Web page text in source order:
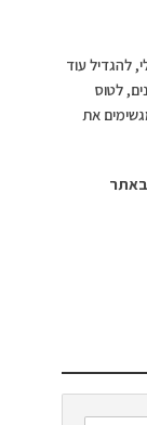
להגדיל עוד
לטוס
את
באתר